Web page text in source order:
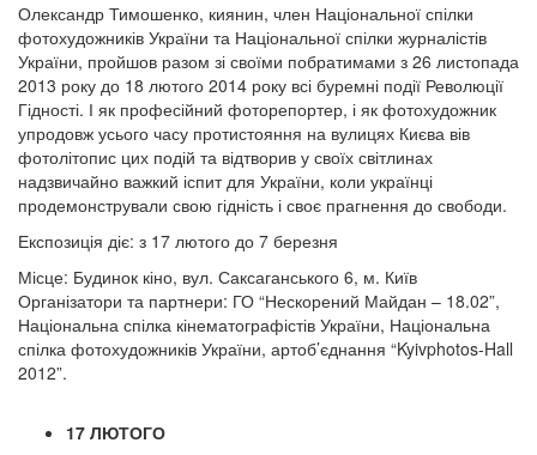
Олександр Тимошенко, киянин, член Національної спілки
фотохудожників України та Національної спілки журналістів
України, пройшов разом зі своїми побратимами з 26 листопада
2013 року до 18 лютого 2014 року всі буремні події Революції
Гідності. І як професійний фоторепортер, і як фотохудожник
упродовж усього часу протистояння на вулицях Києва вів
фотолітопис цих подій та відтворив у своїх світлинах
надзвичайно важкий іспит для України, коли українці
продемонстрували свою гідність і своє прагнення до свободи.
Експозиція діє: з 17 лютого до 7 березня
Місце: Будинок кіно, вул. Саксаганського 6, м. Київ
Організатори та партнери: ГО “Нескорений Майдан – 18.02”,
Національна спілка кінематографістів України, Національна
спілка фотохудожників України, артоб’єднання “Kyivphotos-Hall
2012”.
17 ЛЮТОГО